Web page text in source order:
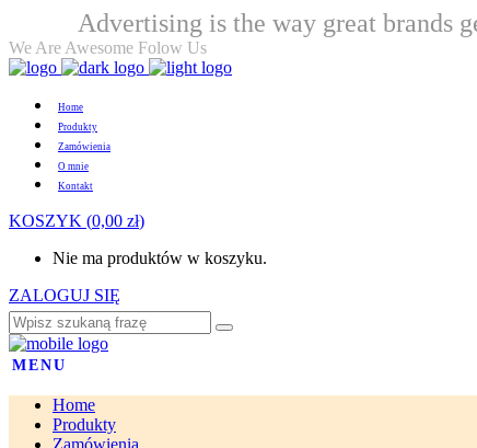
Advertising is the way great brands
We Are Awesome Folow Us
Home
Produkty
Zamówienia
O mnie
Kontakt
KOSZYK (0,00 zł)
Nie ma produktów w koszyku.
ZALOGUJ SIĘ
MENU
Home
Produkty
Zamówienia